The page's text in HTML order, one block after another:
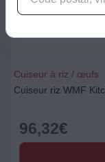
Cuiseur à riz / œufs
Cuiseur riz WMF
96,32€